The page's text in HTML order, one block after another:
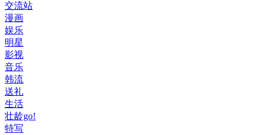
交流站
漫画
娱乐
明星
影视
音乐
韩流
送礼
生活
壮龄go!
特写